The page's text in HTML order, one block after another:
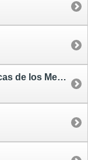
La Leyenda de Kell / Las Crónicas de los Mecavampiros 1